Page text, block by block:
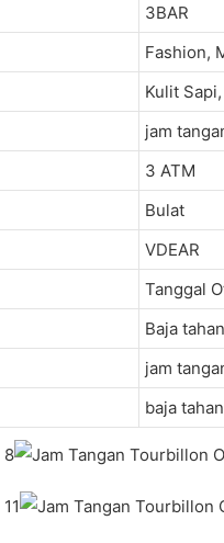
3BAR
Fashion,
Kulit
jam
3 ATM
Bulat
VDEAR
Tanggal
Baja
jam
baja